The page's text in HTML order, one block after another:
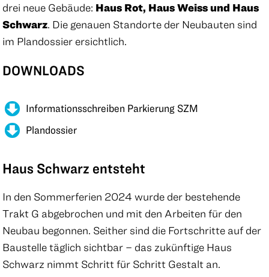
drei neue Gebäude: Haus Rot, Haus Weiss und Haus
Schwarz. Die genauen Standorte der Neubauten sind
im Plandossier ersichtlich.
DOWNLOADS
Informationsschreiben Parkierung SZM
Plandossier
Haus Schwarz entsteht
In den Sommerferien 2024 wurde der bestehende
Trakt G abgebrochen und mit den Arbeiten für den
Neubau begonnen. Seither sind die Fortschritte auf der
Baustelle täglich sichtbar – das zukünftige Haus
Schwarz nimmt Schritt für Schritt Gestalt an.